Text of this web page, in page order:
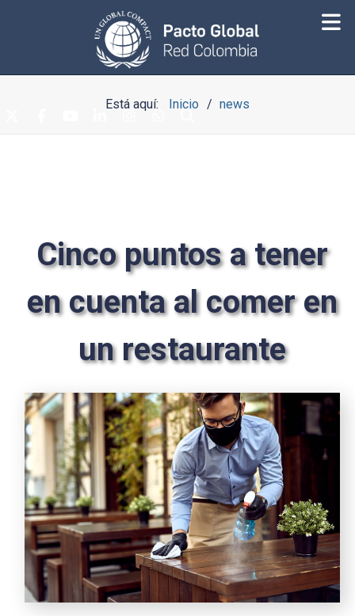
Está aquí: Inicio news
Cinco puntos a tener
en cuenta al comer en
un restaurante